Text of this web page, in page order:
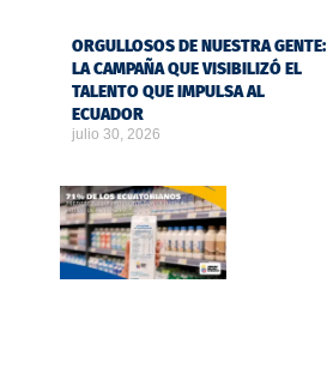
ORGULLOSOS DE NUESTRA GENTE:
LA CAMPAÑA QUE VISIBILIZÓ EL
TALENTO QUE IMPULSA AL
ECUADOR
julio 30, 2026